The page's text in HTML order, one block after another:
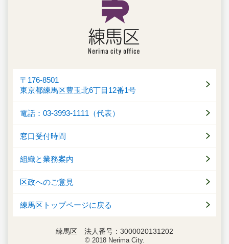
〒176-8501
東京都練馬区豊玉北6丁目12番1号
電話：03-3993-1111（代表）
窓口受付時間
組織と業務案内
区政へのご意見
練馬区トップページに戻る
練馬区 法人番号：3000020131202
© 2018 Nerima City.